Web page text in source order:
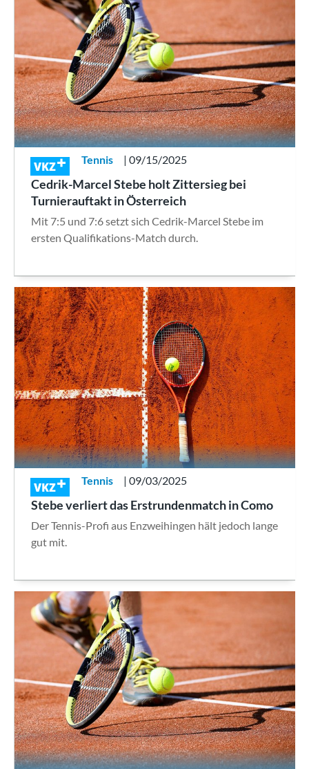
VKZ Tennis | 09/15/2025
Cedrik-Marcel Stebe holt Zittersieg bei
Turnierauftakt in Österreich
Mit 7:5 und 7:6 setzt sich Cedrik-Marcel Stebe im
ersten Qualifikations-Match durch.
VKZ Tennis | 09/03/2025
Stebe verliert das Erstrundenmatch in Como
Der Tennis-Profi aus Enzweihingen hält jedoch lange
gut mit.